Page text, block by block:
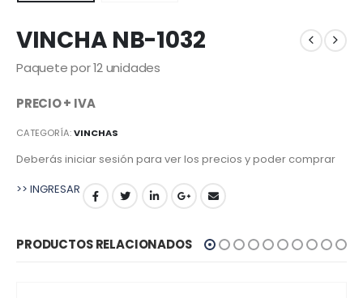
VINCHA NB-1032
Paquete por 12 unidades
PRECIO + IVA
CATEGORÍA:VINCHAS
Deberás iniciar sesión para ver los precios y poder comprar
>> INGRESAR
PRODUCTOS RELACIONADOS